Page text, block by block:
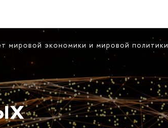
мировой экономики и мировой политики